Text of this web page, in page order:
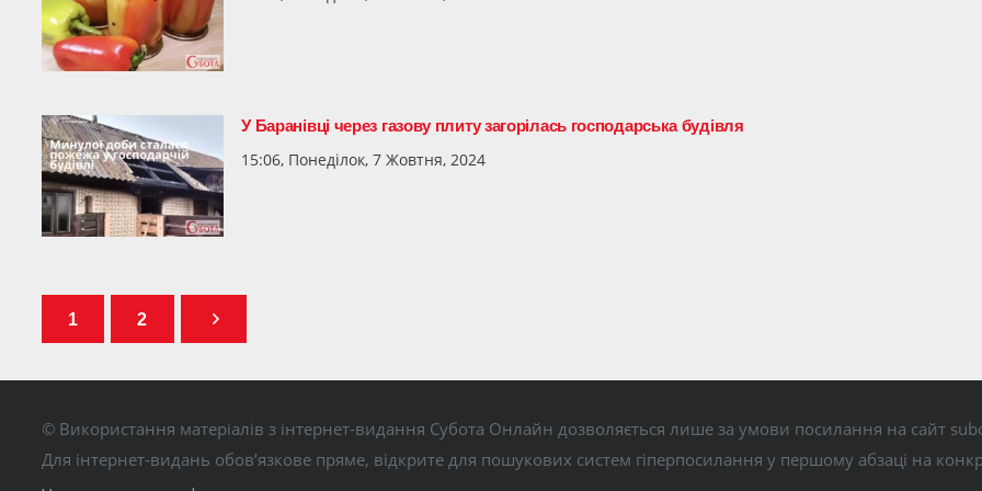
У Баранівці через газову плиту загорілась господарська будівля
15:06, Понеділок, 7 Жовтня, 2024
1 2
© Використання матеріалів з інтернет-видання Субота Онлайн дозволяється лише за умови посилання на сайт
Для інтернет-видань обов’язкове пряме, відкрите для пошукових систем гіперпосилання у першому абзаці на